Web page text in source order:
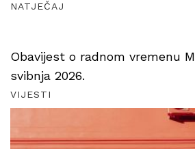
NATJEČAJ
Obavijest o radnom vremenu
svibnja 2026.
VIJESTI